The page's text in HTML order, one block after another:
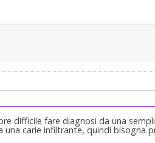
difficile fare diagnosi da una
una carie infiltrante, quindi bisogna